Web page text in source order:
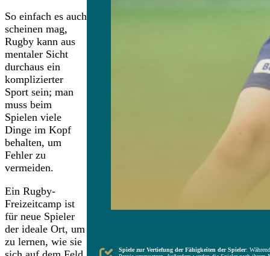
So einfach es auch
scheinen mag,
Rugby kann aus
mentaler Sicht
durchaus ein
komplizierter
Sport sein; man
muss beim
Spielen viele
Dinge im Kopf
behalten, um
Fehler zu
vermeiden.
Ein Rugby-
Freizeitcamp ist
für neue Spieler
der ideale Ort, um
zu lernen, wie sie
Spiele zur Vertiefung der Fähigkeiten der Spieler: